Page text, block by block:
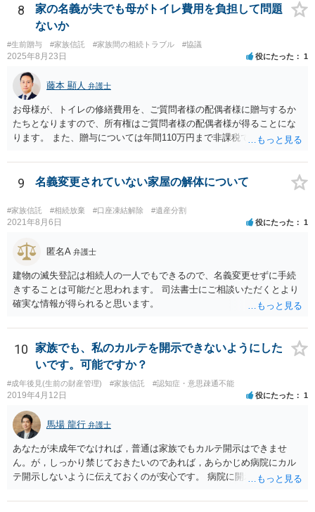
視野に入れておられる場合は、お近くの弁護士、できれば相続に強い
弁護士にご相談なさるとよいでしょう。
8
家の名義が夫でも母がトイレ費用を負担して問題
ないか
#生前贈与 #家族信託 #家族間の相続トラブル #協議
2025年8月23日 役にたった 1
藤本 顯人 弁護士
お母様が、トイレの修繕費用を、ご質問者様の配偶者様に贈与するか
たちとなりますので、所有権はご質問者様の配偶者様が得ることにな
ります。 また、贈与については年間110万円まで非課税であり、トイ
9 名義変更されていない家屋の解体について
#家族信託 #相続放棄 #口座凍結解除 #遺産分割
2021年8月6日 役にたった 1
匿名A 弁護士
建物の滅失登記は相続人の一人でもできるので、名義変更せずに手続
きすることは可能だと思われます。 司法書士にご相談いただくとより
確実な情報が得られると思います。
10
家族でも、私のカルテを開示できないようにした
いです。可能ですか？
#成年後見(生前の財産管理) #家族信託 #認知症・意思疎通不能
2019年4月12日 役にたった 1
馬場 龍行 弁護士
あなたが未成年でなければ，普通は家族でもカルテ開示はできませ
ん。が，しっかり禁じておきたいのであれば，あらかじめ病院にカル
テ開示しないように伝えておくのが安心です。 病院に開示しないよう
可能性は低いのでコストパフォーマンスとしてはどうかなという感じ